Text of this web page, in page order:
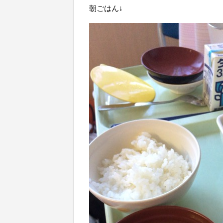
朝ごはん↓